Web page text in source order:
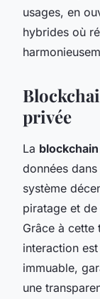
usages, en
hybrides où
privée
La blockchain
données
système
piratage et
Grâce à cette
interaction
immuable,
une